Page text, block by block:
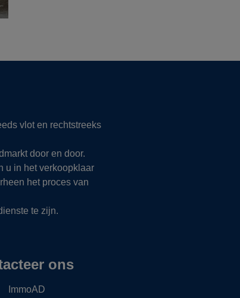
vlot en rechtstreeks
door en door.
u in het verkoopklaar
het proces van
te zijn.
ons
ImmoAD